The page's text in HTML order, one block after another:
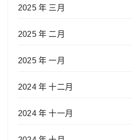
2025 年 三月
2025 年 二月
2025 年 一月
2024 年 十二月
2024 年 十一月